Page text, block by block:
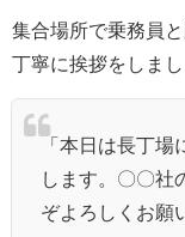
集合場所で乗務員
丁寧に挨拶をしまし
「本日は長丁
します。〇〇社
ぞよろしくお願